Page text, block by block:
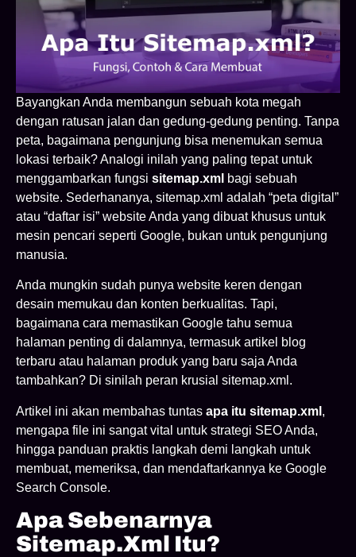
Bayangkan Anda membangun sebuah kota megah
dengan ratusan jalan dan gedung-gedung penting. Tanpa
peta, bagaimana pengunjung bisa menemukan semua
lokasi terbaik? Analogi inilah yang paling tepat untuk
menggambarkan fungsi sitemap.xml bagi sebuah
website. Sederhananya, sitemap.xml adalah “peta digital”
atau “daftar isi” website Anda yang dibuat khusus untuk
mesin pencari seperti Google, bukan untuk pengunjung
manusia.
Anda mungkin sudah punya website keren dengan
desain memukau dan konten berkualitas. Tapi,
bagaimana cara memastikan Google tahu semua
halaman penting di dalamnya, termasuk artikel blog
terbaru atau halaman produk yang baru saja Anda
tambahkan? Di sinilah peran krusial sitemap.xml.
Artikel ini akan membahas tuntas apa itu sitemap.xml ,
mengapa file ini sangat vital untuk strategi SEO Anda,
hingga panduan praktis langkah demi langkah untuk
membuat, memeriksa, dan mendaftarkannya ke Google
Search Console.
Apa Sebenarnya
Sitemap.xml Itu?